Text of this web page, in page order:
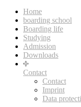
Home
boarding school
Boarding life
Studying
Admission
Downloads
Contact
Contact
Imprint
Data